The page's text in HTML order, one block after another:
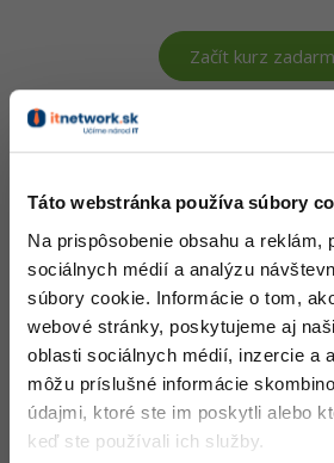
Táto webstránka používa súbory
Na prispôsobenie obsahu a reklám,
sociálnych médií a analýzu
súbory cookie. Informácie o tom,
webové stránky, poskytujeme aj
oblasti sociálnych médií, inzercie a
môžu príslušné informácie
údajmi, ktoré ste im poskytli alebo
keď ste používali ich služby.
Kybernetická bezpečnost
Elektronický podpis
Fórum Začít kurz
1. diel:Geolokácia podľa IP
WPF - IPGeolocation
ZADARMO Nehodnotené